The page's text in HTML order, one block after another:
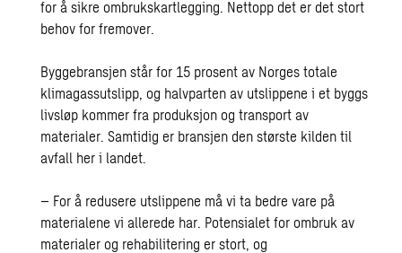
for å sikre ombrukskartlegging. Nettopp det er det stort
behov for fremover.
Byggebransjen står for 15 prosent av Norges totale
klimagassutslipp, og halvparten av utslippene i et byggs
livsløp kommer fra produksjon og transport av
materialer. Samtidig er bransjen den største kilden til
avfall her i landet.
– For å redusere utslippene må vi ta bedre vare på
materialene vi allerede har. Potensialet for ombruk av
materialer og rehabilitering er stort, og